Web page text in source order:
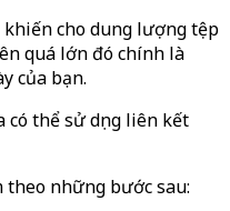
cho dung lượng tệp
quá lớn đó chính là
của bạn.
có thể sử dụng liên kết
những bước sau: